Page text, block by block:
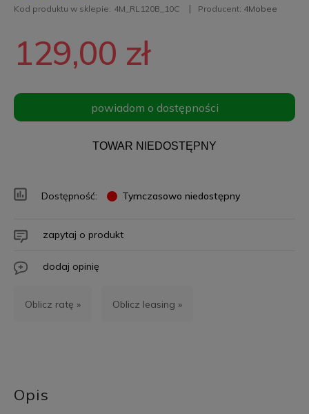
Kod produktu w sklepie: 4M_RL120B_10C Producent: 4Mobee
129,00 zł
powiadom o dostępności
TOWAR NIEDOSTĘPNY
Dostępność: Tymczasowo niedostępny
zapytaj o produkt
dodaj opinię
Oblicz ratę » Oblicz leasing »
Opis